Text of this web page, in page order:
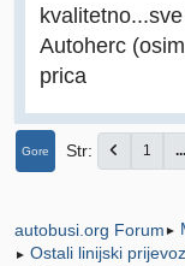
Autoherc
prica
Gore Str 1 ...
autobusi.org Forum ►
► Ostali linijski